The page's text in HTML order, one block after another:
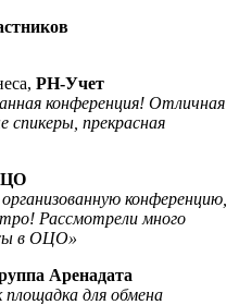
РН-Учет
конференция! Отличная
спикеры, прекрасная
конференцию,
Рассмотрели много
в ОЦО»
Аренадата
площадка для обмена